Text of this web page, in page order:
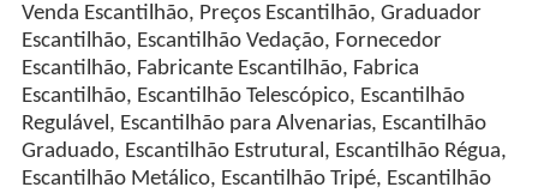
Venda Escantilhão, Preços Escantilhão, Graduador
Escantilhão, Escantilhão Vedação, Fornecedor
Escantilhão, Fabricante Escantilhão, Fabrica
Escantilhão, Escantilhão Telescópico, Escantilhão
Regulável, Escantilhão para Alvenarias, Escantilhão
Graduado, Escantilhão Estrutural, Escantilhão Régua,
Escantilhão Metálico, Escantilhão Tripé, Escantilhão